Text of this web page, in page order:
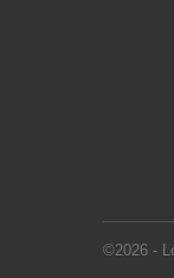
©2026 -